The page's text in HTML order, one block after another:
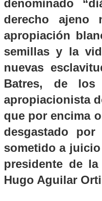
denominado
derecho
apropiación
semillas y la
nuevas
Batres, de los
apropiacionista
que por encima
desgastado
sometido a
presidente de
Hugo Aguilar